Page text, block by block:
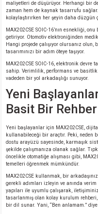
maliyetleri de düşürüyor. Herhangi bir
zaman hem de kaynak tasarrufu sağlar.
kolaylaştırırken her şeyin daha düzgün
MAX202CSE SOIC-16’nın esnekliği,
getiriyor. Otomotiv elektroniğinden
Hangi projede çalışıyor olursanız
tasarımınızı bir adım öteye taşıyor.
MAX202CSE SOIC-16, elektronik devre
sahip. Verimlilik, performans ve
vadeden bir yol arkadaşlığı sunuyor.
Yeni
Basit Bir Rehber
Yeni başlayanlar için MAX202CSE,
kullanabileceği bir araçtır. Peki, neden
dostu arayüzü sayesinde, karmaşık
şekilde çalışmanıza olanak sağlar.
öncelikle otomatiğe alışması gibi,
temelleri öğrenmek mümkündür.
MAX202CSE kullanmak, bir
gerekli adımları izleyin ve anında
yapıları ile uyumlu çalışarak,
tasarlanmış olan kolay kurulum
bir dil sunar. Yani, “Ben anlamam.”